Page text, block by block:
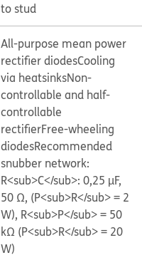
to stud
All-purpose mean power
rectifier diodesCooling
via heatsinksNon-
controllable and half-
controllable
rectifierFree-wheeling
diodesRecommended
snubber network:
R<sub>C</sub>: 0,25 µF,
50 Ω, (P<sub>R</sub> = 2
W), R<sub>P</sub> = 50
kΩ (P<sub>R</sub> = 20
W)